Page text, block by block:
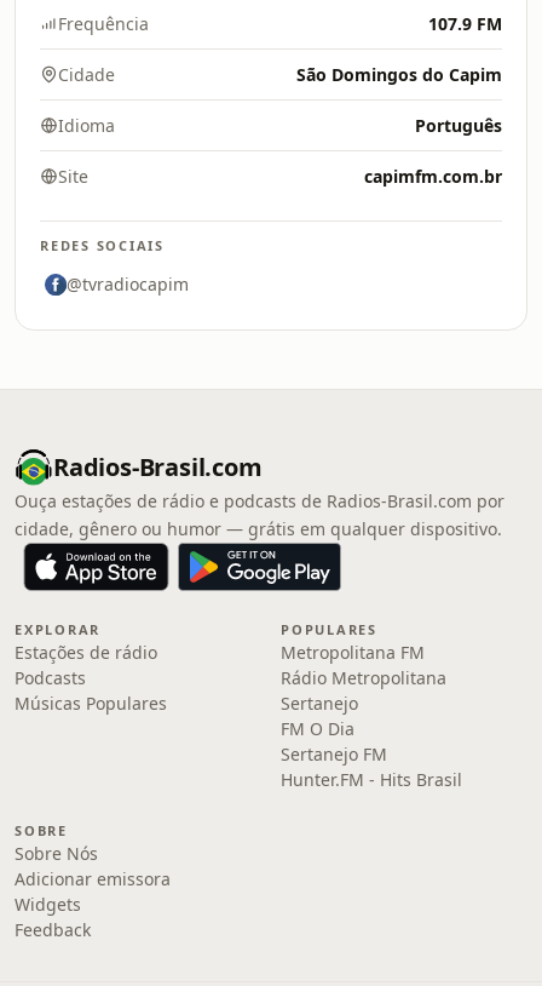
Frequência 107.9 FM
Cidade São Domingos do Capim
Idioma Português
Site capimfm.com.br
REDES SOCIAIS
@tvradiocapim
Radios-Brasil.com
Ouça estações de rádio e podcasts de Radios-Brasil.com por
cidade, gênero ou humor — grátis em qualquer dispositivo.
EXPLORAR
Estações de rádio
Podcasts
Músicas Populares
POPULARES
Metropolitana FM
Rádio Metropolitana
Sertanejo
FM O Dia
Sertanejo FM
Hunter.FM - Hits Brasil
SOBRE
Sobre Nós
Adicionar emissora
Widgets
Feedback